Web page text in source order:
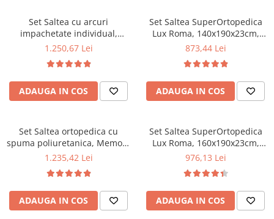
Mese gradinita
Scaune gradinita
Set mese si scaune gradinita
Mobilier copii
Mobila camera copii
Scaune birou pentru copii
Paturi copii
Masa si scaune gradinita
Seturi comode living si dormitor
Set Saltea cu arcuri
impachetate individual,
Pocket Spring Milano,
mediu spre soft, sistem de
aerisire perimetral, Saltex
plus 2 perne matlasate
microfibra 50x70cm, lavabile
1.250,67 Lei
ADAUGA IN COS
Set Saltea SuperOrtopedica
Lux Roma, 140x190x23cm,
fermitate tare, cu plasa arcuri
aerisire perimetral, Saltex
plus 2 perne matlasate
microfibra 50x70cm, lavabile
la 60°C
873,44 Lei
ADAUGA IN COS
Set Saltea ortopedica cu
spuma poliuretanica, Memory
Foam 5 cm Paris,
sistem de aerisire perimetral,
Saltex plus 2 perne matlasate
microfibra 50x70cm, lavabile
la 60°C
1.235,42 Lei
ADAUGA IN COS
Set Saltea SuperOrtopedica
Lux Roma, 160x190x23cm,
fermitate tare, cu plasa arcuri
aerisire perimetral, Saltex
plus 2 perne matlasate
microfibra 50x70cm, lavabile
la 60°C
976,13 Lei
ADAUGA IN COS